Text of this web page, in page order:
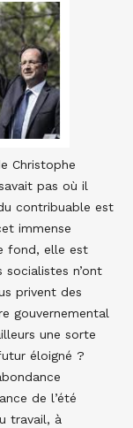
Christophe
pas où il
contribuable est
immense
fond, elle est
socialistes n’ont
privent des
gouvernemental
une sorte
éloigné ?
de l’été
travail, à